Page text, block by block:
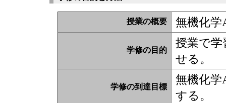
授業の概要 無機化
学修の目的
授業で
せる。
学修の到達目標
無機化学
する。